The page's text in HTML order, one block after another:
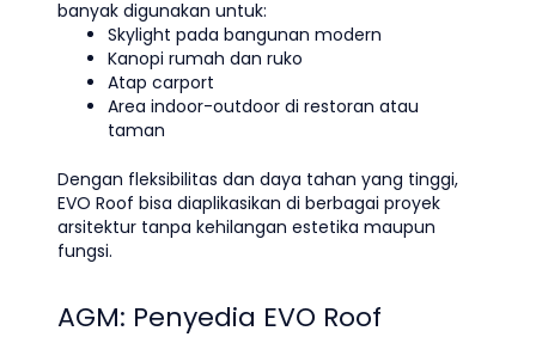
banyak digunakan untuk:
Skylight pada bangunan modern
Kanopi rumah dan ruko
Atap carport
Area indoor-outdoor di restoran atau
taman
Dengan fleksibilitas dan daya tahan yang tinggi,
EVO Roof bisa diaplikasikan di berbagai proyek
arsitektur tanpa kehilangan estetika maupun
fungsi.
AGM: Penyedia EVO Roof